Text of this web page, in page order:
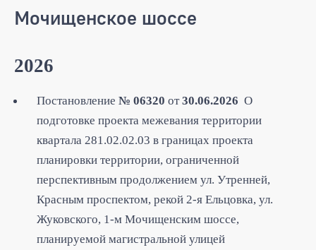
Мочищенское шоссе
2026
Постановление № 06320 от30.06.2026 О
подготовке проекта межевания территории
квартала 281.02.02.03 в границах проекта
планировки территории, ограниченной
перспективным продолжением ул. Утренней,
Красным проспектом, рекой 2-я Ельцовка, ул.
Жуковского, 1-м Мочищенским шоссе,
планируемой магистральной улицей